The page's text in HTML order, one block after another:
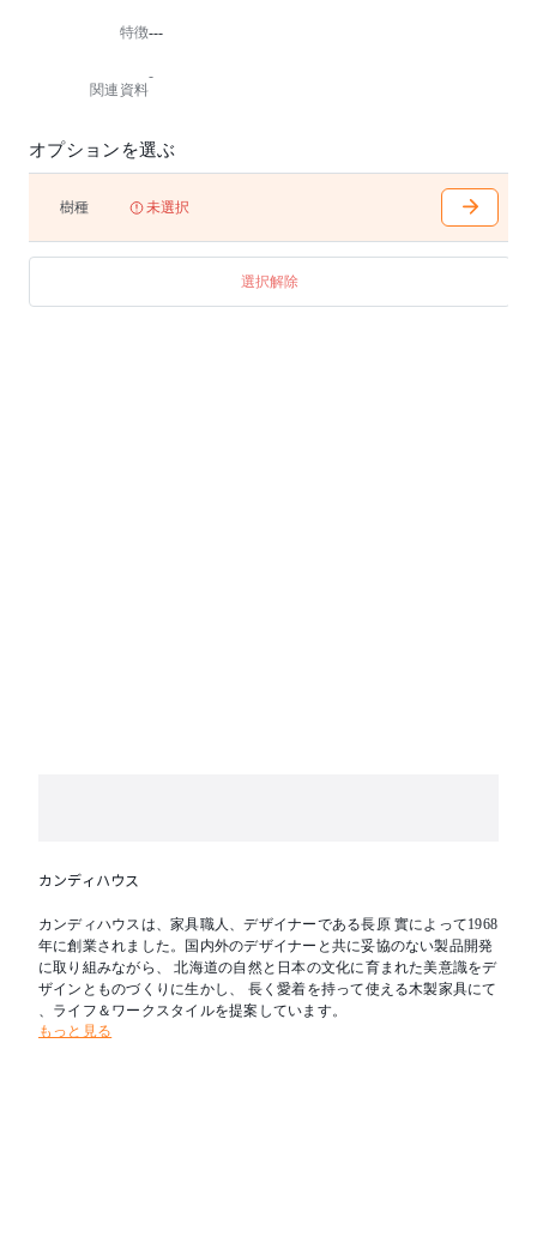
特徴---
関連資料
-
オプションを選ぶ
樹種 未選択
選択解除
カンディハウス
カンディハウスは、家具職人、デザイナーである長原 實によって1968
年に創業されました。国内外のデザイナーと共に妥協のない製品開発
に取り組みながら、 北海道の自然と日本の文化に育まれた美意識をデ
ザインとものづくりに生かし、 長く愛着を持って使える木製家具にて
、ライフ＆ワークスタイルを提案しています。
もっと見る